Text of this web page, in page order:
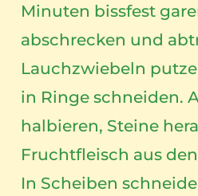
Minuten bissfest
abschrecken und
Lauchzwiebeln
in Ringe schneiden.
halbieren, Steine
Fruchtfleisch aus
In Scheiben